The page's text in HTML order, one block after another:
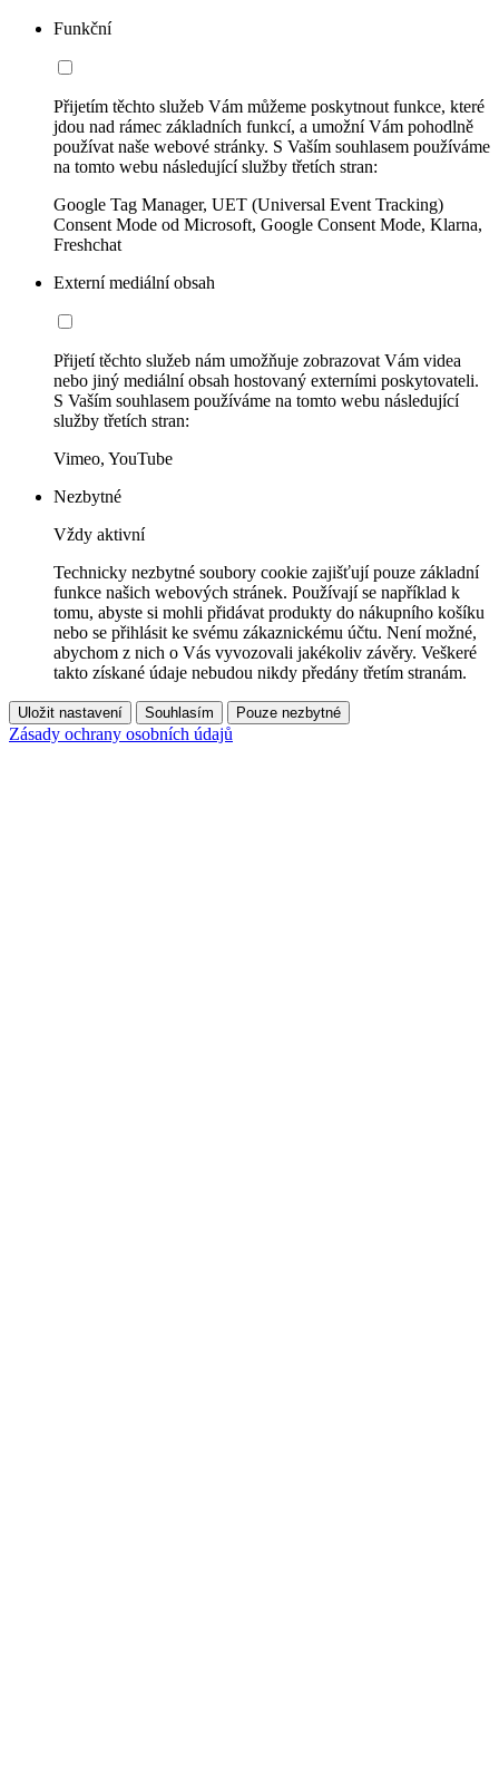
Funkční
Přijetím těchto služeb Vám můžeme poskytnout funkce, které
jdou nad rámec základních funkcí, a umožní Vám pohodlně
používat naše webové stránky. S Vaším souhlasem používáme
na tomto webu následující služby třetích stran:
Google Tag Manager, UET (Universal Event Tracking)
Consent Mode od Microsoft, Google Consent Mode, Klarna,
Freshchat
Externí mediální obsah
Přijetí těchto služeb nám umožňuje zobrazovat Vám videa
nebo jiný mediální obsah hostovaný externími poskytovateli.
S Vaším souhlasem používáme na tomto webu následující
služby třetích stran:
Vimeo, YouTube
Nezbytné
Vždy aktivní
Technicky nezbytné soubory cookie zajišťují pouze základní
funkce našich webových stránek. Používají se například k
tomu, abyste si mohli přidávat produkty do nákupního košíku
nebo se přihlásit ke svému zákaznickému účtu. Není možné,
abychom z nich o Vás vyvozovali jakékoliv závěry. Veškeré
takto získané údaje nebudou nikdy předány třetím stranám.
Uložit nastavení Souhlasím Pouze nezbytné
Zásady ochrany osobních údajů